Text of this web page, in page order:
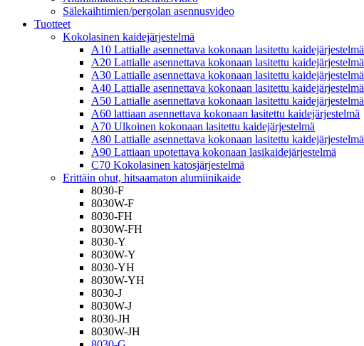
Sälekaihtimien/pergolan asennusvideo
Tuotteet
Kokolasinen kaidejärjestelmä
A10 Lattialle asennettava kokonaan lasitettu kaidejärjestelmä
A20 Lattialle asennettava kokonaan lasitettu kaidejärjestelmä
A30 Lattialle asennettava kokonaan lasitettu kaidejärjestelmä
A40 Lattialle asennettava kokonaan lasitettu kaidejärjestelmä
A50 Lattialle asennettava kokonaan lasitettu kaidejärjestelmä
A60 lattiaan asennettava kokonaan lasitettu kaidejärjestelmä
A70 Ulkoinen kokonaan lasitettu kaidejärjestelmä
A80 Lattialle asennettava kokonaan lasitettu kaidejärjestelmä
A90 Lattiaan upotettava kokonaan lasikaidejärjestelmä
C70 Kokolasinen katosjärjestelmä
Erittäin ohut, hitsaamaton alumiinikaide
8030-F
8030W-F
8030-FH
8030W-FH
8030-Y
8030W-Y
8030-YH
8030W-YH
8030-J
8030W-J
8030-JH
8030W-JH